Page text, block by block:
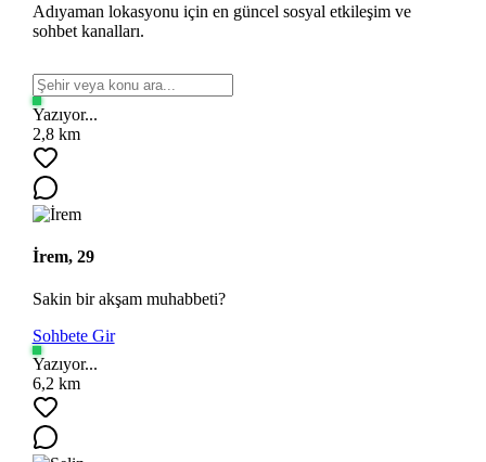
Adıyaman lokasyonu için en güncel sosyal etkileşim ve
sohbet kanalları.
Yazıyor...
2,8 km
İrem, 29
Sakin bir akşam muhabbeti?
Sohbete Gir
Yazıyor...
6,2 km